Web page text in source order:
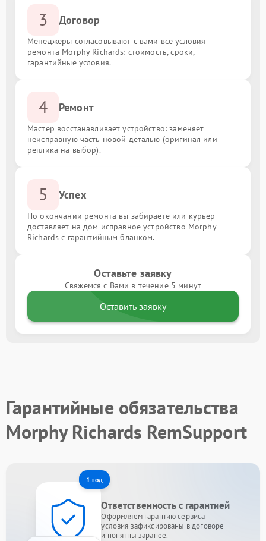
3 Договор
Менеджеры согласовывают с вами все условия
ремонта Morphy Richards: стоимость, сроки,
гарантийные условия.
4 Ремонт
Мастер восстанавливает устройство: заменяет
неисправную часть новой деталью (оригинал или
реплика на выбор).
5 Успех
По окончании ремонта вы забираете или курьер
доставляет на дом исправное устройство Morphy
Richards с гарантийным бланком.
Оставьте заявку
Свяжемся с Вами в течение 5 минут
Оставить заявку
Гарантийные обязательства
Morphy Richards RemSupport
1 год
Ответственность с гарантией
Оформляем гарантию сервиса —
условия зафиксированы в договоре
и понятны заранее.